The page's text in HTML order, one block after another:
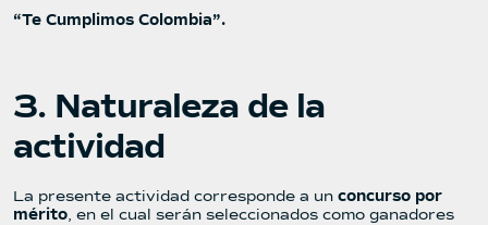
“Te Cumplimos Colombia”.
3. Naturaleza de la
actividad
La presente actividad corresponde a un concurso por
mérito, en el cual serán seleccionados como ganadores